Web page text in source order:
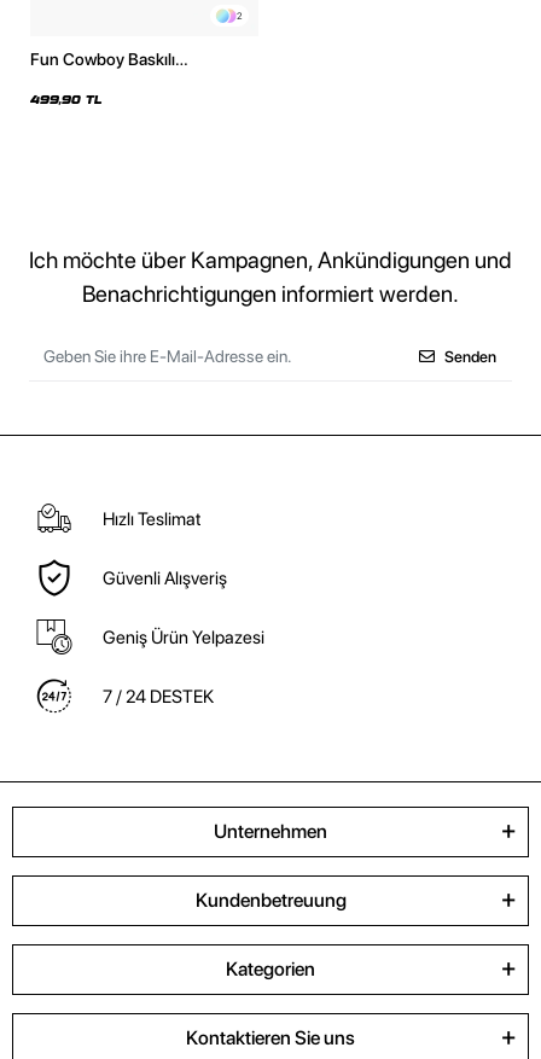
2
Fun Cowboy Baskılı
Siyah Sweatshirt
499,90 TL
Ich möchte über Kampagnen, Ankündigungen und
Benachrichtigungen informiert werden.
Senden
Hızlı Teslimat
Güvenli Alışveriş
Geniş Ürün Yelpazesi
7 / 24 DESTEK
Unternehmen
Kundenbetreuung
Kategorien
Kontaktieren Sie uns